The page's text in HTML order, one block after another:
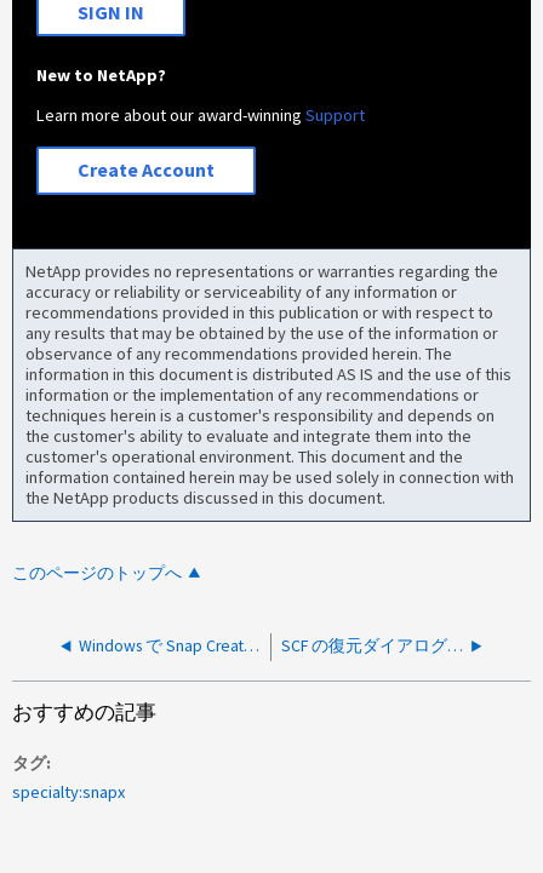
SIGN IN
New to NetApp?
Learn more about our award-winningSupport
Create Account
NetApp provides no representations or warranties regarding the
accuracy or reliability or serviceability of any information or
recommendations provided in this publication or with respect to
any results that may be obtained by the use of the information or
observance of any recommendations provided herein. The
information in this document is distributed AS IS and the use of this
information or the implementation of any recommendations or
techniques herein is a customer's responsibility and depends on
the customer's ability to evaluate and integrate them into the
customer's operational environment. This document and the
information contained herein may be used solely in connection with
the NetApp products discussed in this document.
このページのトップへ
Windows で Snap Creator のバックアップを実行すると、 Sybase の休止が失敗します SCF の復元ダイアログでは、のときにスナップショットが更新されません 新しいボリュームを追加しています
おすすめの記事
タグ
specialty:snapx